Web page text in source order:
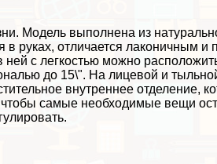
Модель выполнена из
в руках, отличается лаконичным
ней с легкостью можно
до 15\". На лицевой и
внутреннее отделение,
самые необходимые вещи